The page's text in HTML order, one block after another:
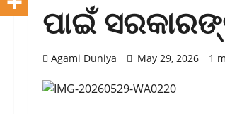
ପାଇଁ
Agami Duniya May 29, 2026 1